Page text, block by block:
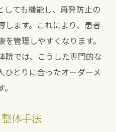
しても機能し、再発防止の
します。これにより、患者
管理しやすくなります。
院では、こうした専門的な
ひとりに合ったオーダーメ
体手法